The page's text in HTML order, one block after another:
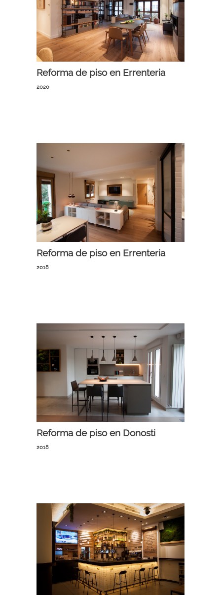
Reforma de piso en Errenteria
2020
Reforma de piso en Errenteria
2018
Reforma de piso en Donosti
2018